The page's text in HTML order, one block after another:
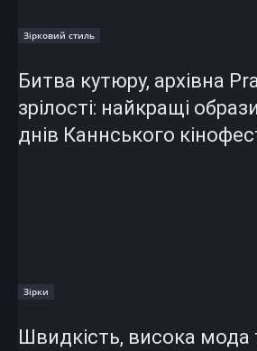
Зірковий стиль
Битва кутюру, архівна
зрілості: найкращі
днів Каннського
Зірки
Швидкість, висока мода